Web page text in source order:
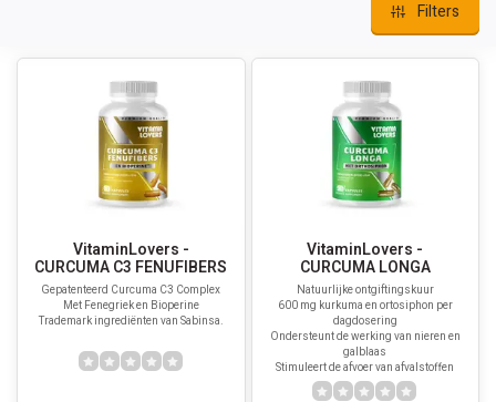
Filters
VitaminLovers -
CURCUMA C3 FENUFIBERS
Gepatenteerd Curcuma C3 Complex
Met Fenegriek en Bioperine
Trademark ingrediënten van Sabinsa.
VitaminLovers -
CURCUMA LONGA
Natuurlijke ontgiftingskuur
600 mg kurkuma en ortosiphon per
dagdosering
Ondersteunt de werking van nieren en
galblaas
Stimuleert de afvoer van afvalstoffen